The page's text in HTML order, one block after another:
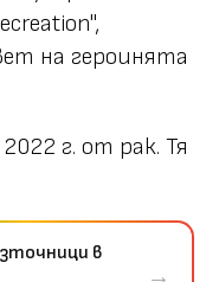
на героинята
г. от рак. Тя
в